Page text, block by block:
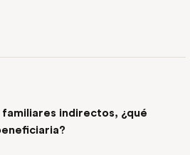
familiares indirectos, ¿qué